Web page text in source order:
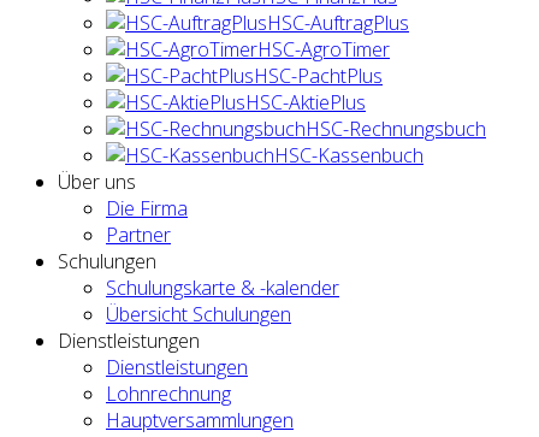
HSC-AuftragPlus
HSC-AgroTimer
HSC-PachtPlus
HSC-AktiePlus
HSC-Rechnungsbuch
HSC-Kassenbuch
Über uns
Die Firma
Partner
Schulungen
Schulungskarte & -kalender
Übersicht Schulungen
Dienstleistungen
Dienstleistungen
Lohnrechnung
Hauptversammlungen